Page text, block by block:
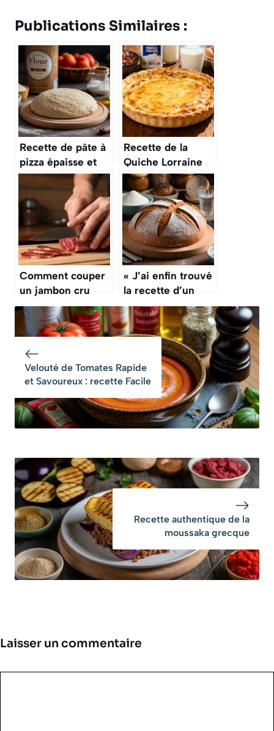
Publications Similaires :
Recette de pâte à
pizza épaisse et
moelleuse
Recette de la
Quiche Lorraine
Traditionnelle
Comment couper
un jambon cru
comme un pro ?
« J’ai enfin trouvé
la recette d’un
pain de campagne
qui a une croûte
épaisse et une
mie bien alvéolée
»
Velouté de Tomates Rapide
et Savoureux : recette Facile
Recette authentique de la
moussaka grecque
Laisser un commentaire